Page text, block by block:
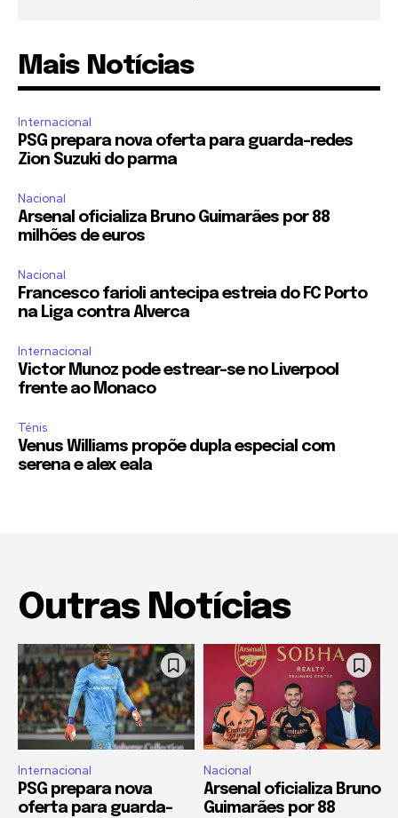
Mais Notícias
Internacional
PSG prepara nova oferta para guarda-redes
Zion Suzuki do parma
Nacional
Arsenal oficializa Bruno Guimarães por 88
milhões de euros
Nacional
Francesco farioli antecipa estreia do FC Porto
na Liga contra Alverca
Internacional
Victor Munoz pode estrear-se no Liverpool
frente ao Monaco
Ténis
Venus Williams propõe dupla especial com
serena e alex eala
Outras Notícias
Internacional
PSG prepara nova
oferta para guarda-
Nacional
Arsenal oficializa Bruno
Guimarães por 88